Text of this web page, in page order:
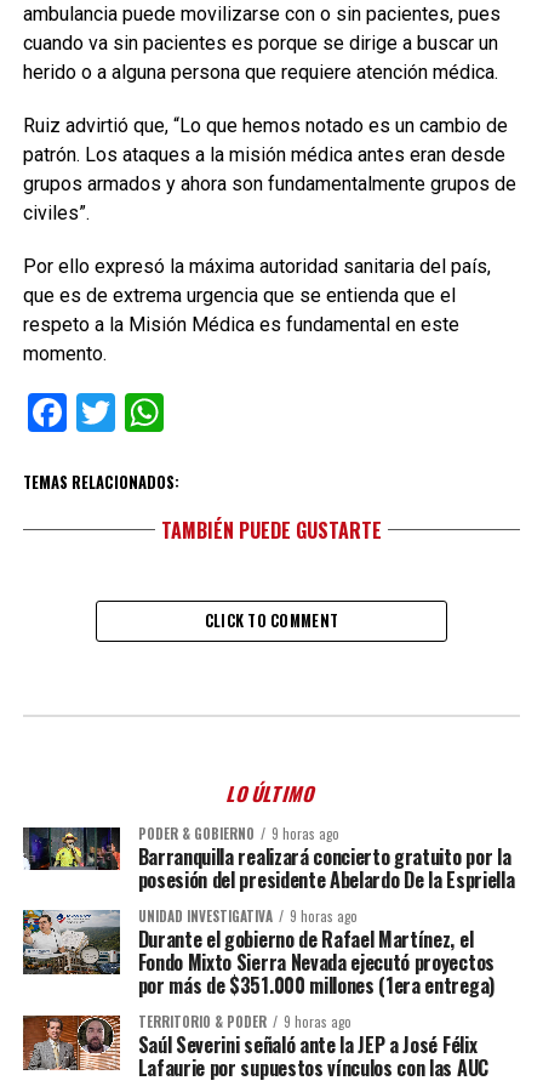
ambulancia puede movilizarse con o sin pacientes, pues
cuando va sin pacientes es porque se dirige a buscar un
herido o a alguna persona que requiere atención médica.
Ruiz advirtió que, “Lo que hemos notado es un cambio de
patrón. Los ataques a la misión médica antes eran desde
grupos armados y ahora son fundamentalmente grupos de
civiles”.
Por ello expresó la máxima autoridad sanitaria del país,
que es de extrema urgencia que se entienda que el
respeto a la Misión Médica es fundamental en este
momento.
Facebook
TwitterWhatsApp
TEMAS RELACIONADOS:
TAMBIÉN PUEDE GUSTARTE
CLICK TO COMMENT
LO ÚLTIMO
PODER & GOBIERNO 9 horas ago
Barranquilla realizará concierto gratuito por la
posesión del presidente Abelardo De la Espriella
UNIDAD INVESTIGATIVA 9 horas ago
Durante el gobierno de Rafael Martínez, el
Fondo Mixto Sierra Nevada ejecutó proyectos
por más de $351.000 millones (1era entrega)
TERRITORIO & PODER 9 horas ago
Saúl Severini señaló ante la JEP a José Félix
Lafaurie por supuestos vínculos con las AUC